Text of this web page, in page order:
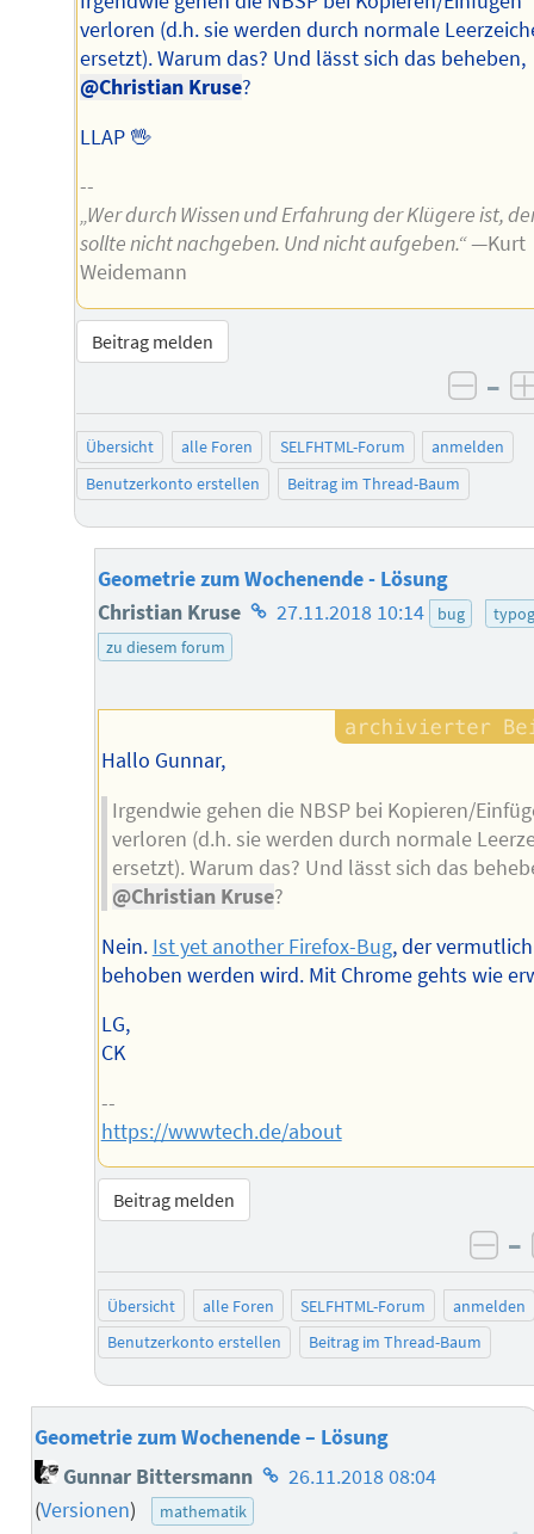
verloren (d.h. sie werden durch normale
ersetzt). Warum das? Und lässt sich das beheben,
@Christian Kruse?
LLAP 🖖
--
„Wer durch Wissen und Erfahrung der Klügere ist,
sollte nicht nachgeben. Und nicht aufgeben.“—Kurt
Weidemann
Beitrag melden
–
Übersicht alle Foren SELFHTML-Forum
anmelden
Benutzerkonto erstellen
Beitrag im Thread-Baum
Geometrie zum Wochenende - Lösung
Christian Kruse Homepage
27.11.2018 10:14 bug
zu diesem forum
Hallo Gunnar,
Irgendwie gehen die NBSP bei Kopieren/
verloren (d.h. sie werden durch normale
ersetzt). Warum das? Und lässt sich das
@Christian Kruse?
Nein. Ist yet another Firefox-Bug, der
behoben werden wird. Mit Chrome gehts wie
LG,
CK
--
https://wwwtech.de/about
Beitrag melden
–
Übersicht alle Foren SELFHTML-Forum
anmelden
Benutzerkonto erstellen
Beitrag im Thread-Baum
Geometrie zum Wochenende – Lösung
Gunnar Bittersmann Homepage
26.11.2018 08:04
(Versionen) mathematik